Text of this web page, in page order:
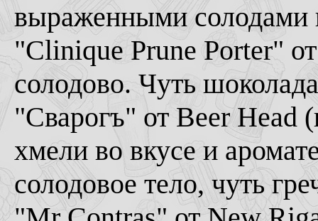
выраженными солодами
"Clinique Prune Porter"
солодово. Чуть
"Сварогъ" от Beer Head
хмели во вкусе и
солодовое тело, чуть